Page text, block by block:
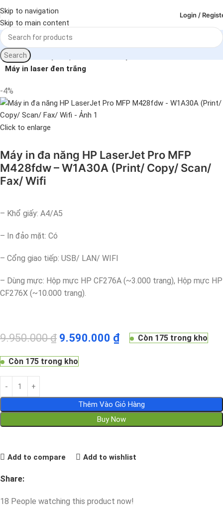
Skip to navigation
Skip to main content
Login /
Search
Trang chủ
Máy in laser đen trắng
-4%
Click to enlarge
Máy in đa năng HP LaserJet Pro MFP
M428fdw – W1A30A (Print/ Copy/ Scan/
Fax/ Wifi
– Khổ giấy: A4/A5
– In đảo mặt: Có
– Cổng giao tiếp: USB/ LAN/ WIFI
– Dùng mực: Hộp mực HP CF276A (~3.000 trang), Hộp mực HP
CF276X (~10.000 trang).
9.950.000₫ 9.590.000 ₫ Còn 175 trong kho
Còn 175 trong kho
Thêm Vào Giỏ Hàng
Buy Now
Add to compare Add to wishlist
Share:
18 People watching this product now!